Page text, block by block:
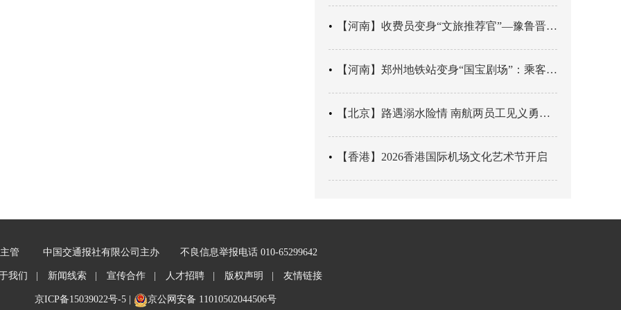
【河南】收费员变身“文旅推荐官”—豫鲁晋四地市交旅融合让游客一下高速就“入戏”
【河南】郑州地铁站变身“国宝剧场”：乘客刚出车厢，就“入戏”千年
【北京】路遇溺水险情 南航两员工见义勇为科学施救
【香港】2026香港国际机场文化艺术节开启
管 中国交通报社有限公司主办 不良信息举报电话 010-65299642
我们 | 新闻线索 | 宣传合作 | 人才招聘 | 版权声明 | 友情链接
京ICP备15039022号-5| 京公网安备 11010502044506号